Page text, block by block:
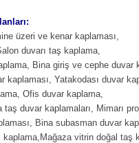
üzeri ve kenar kaplaması,
duvarı taş kaplama,
Bina giriş ve cephe duvar
kaplaması, Yatakodası duvar
Ofis duvar kaplama,
duvar kaplamaları, Mimarı
Bina subasman duvar
kaplama,Mağaza vitrin doğal taş